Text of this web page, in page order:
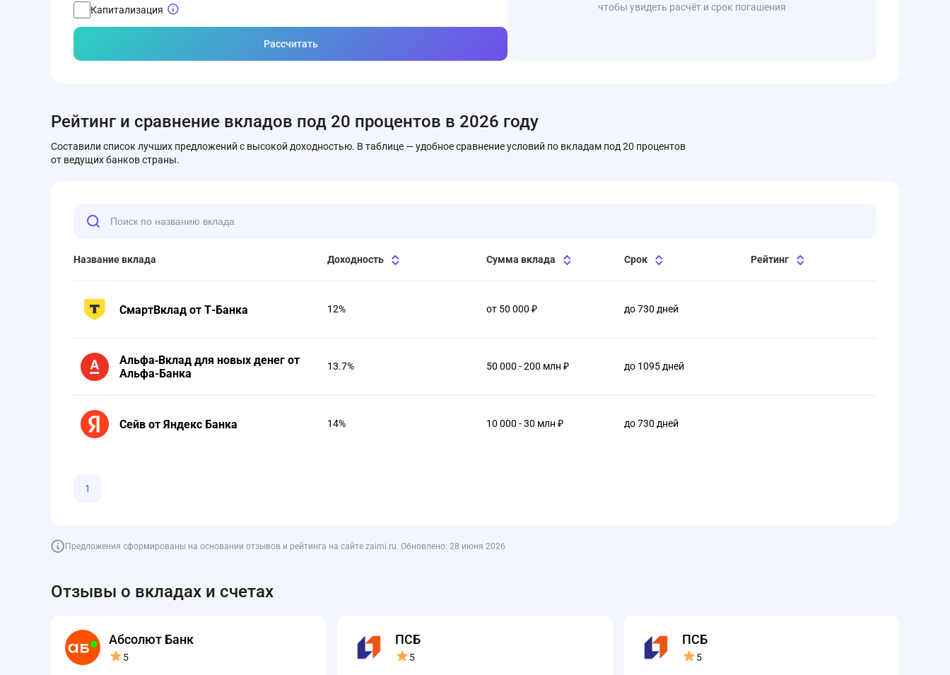
Капитализация
Рассчитать
чтобы увидеть расчёт и срок погашения
Рейтинг и сравнение вкладов под 20 процентов в 2026 году
Составили список лучших предложений с высокой доходностью. В таблице — удобное сравнение условий по вкладам под 20 процентов
от ведущих банков страны.
Название вклада Доходность Сумма вклада Срок Рейтинг
СмартВклад от Т-Банка 12% от 50 000 ₽ до 730 дней
Альфа‑Вклад для новых денег от
Альфа-Банка
13.7% 50 000 - 200 млн ₽ до 1095 дней
Сейв от Яндекс Банка 14% 10 000 - 30 млн ₽ до 730 дней
1
Предложения сформированы на основании отзывов и рейтинга на сайте zaimi.ru. Обновлено: 28 июня 2026
Отзывы о вкладах и счетах
Абсолют Банк
5
ПСБ
5
ПСБ
5